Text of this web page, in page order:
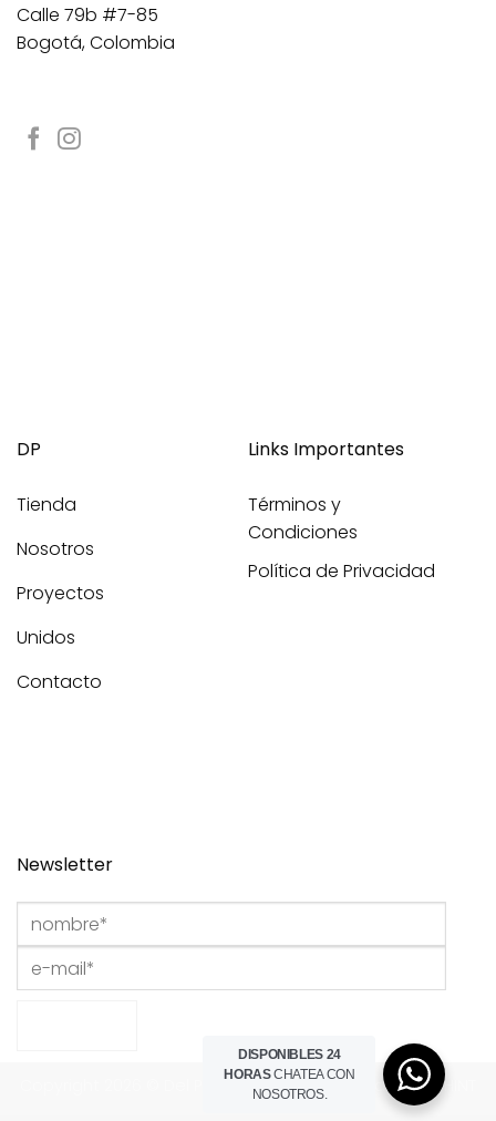
Calle 79b #7-85
Bogotá, Colombia
DP
Tienda
Nosotros
Proyectos
Unidos
Contacto
Links Importantes
Términos y
Condiciones
Política de Privacidad
Newsletter
Copyright 2026 © Del Portillo Studio I Powered byTHE HINT
DISPONIBLES 24
HORASCHATEA CON
NOSOTROS.